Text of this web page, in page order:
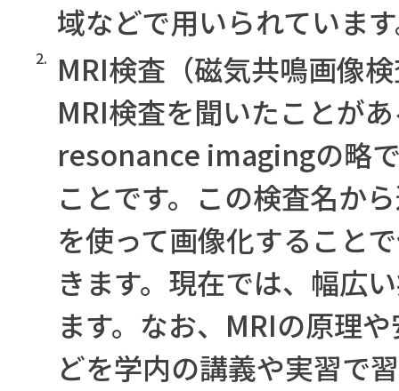
域などで用いられていま
2.
MRI検査（磁気共鳴画像
MRI検査を聞いたことが
resonance imagingの略
ことです。この検査名か
を使って画像化すること
きます。現在では、幅広
ます。なお、MRIの原理
どを学内の講義や実習で